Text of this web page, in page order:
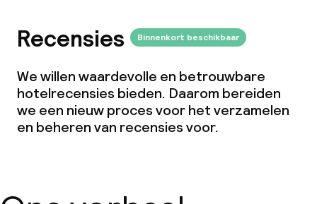
Recensies Binnenkort beschikbaar
We willen waardevolle en betrouwbare
hotelrecensies bieden. Daarom bereiden
we een nieuw proces voor het verzamelen
en beheren van recensies voor.